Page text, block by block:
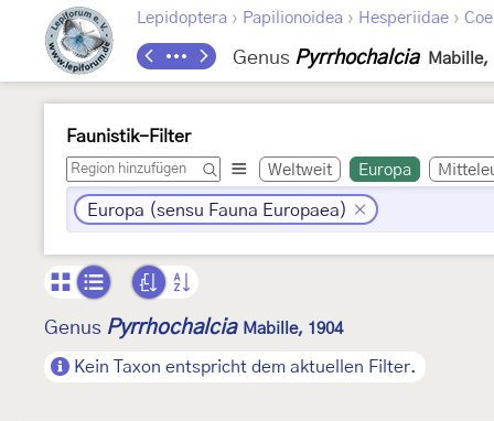
Lepidoptera › Papilionoidea › Hesperiidae ›
Genus Pyrrhochalcia Mabille,
Faunistik-Filter
Weltweit Europa
Europa (sensu Fauna Europaea)
Genus Pyrrhochalcia Mabille, 1904
Kein Taxon entspricht dem aktuellen Filter.